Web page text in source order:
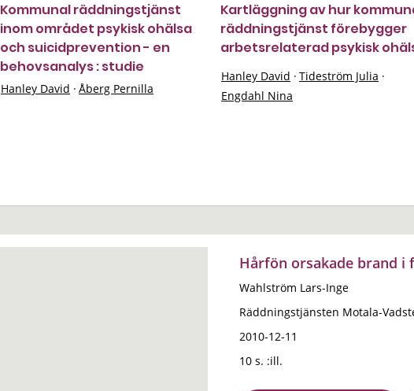
Kommunal räddningstjänst
inom området psykisk ohälsa
och suicidprevention - en
behovsanalys : studie
Hanley David · Åberg Pernilla
Kartläggning av hur
räddningstjänst förebygger
arbetsrelaterad psykisk
Hanley David · Tideström Julia ·
Engdahl Nina
Hårfön orsakade brand i
Wahlström Lars-Inge
Räddningstjänsten Motala-
2010-12-11
10 s. :ill.